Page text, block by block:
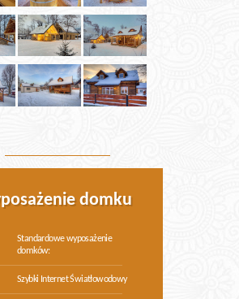
domku
Standardowe wyposażenie
domków:
Szybki Internet Światłowodowy